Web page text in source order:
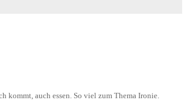
kommt, auch essen. So viel zum Thema Ironie.